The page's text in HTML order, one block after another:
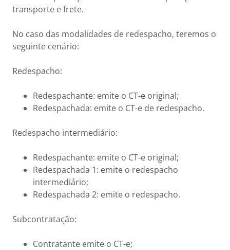
transporte e frete.
No caso das modalidades de redespacho, teremos o
seguinte cenário:
Redespacho:
Redespachante: emite o CT-e original;
Redespachada: emite o CT-e de redespacho.
Redespacho intermediário:
Redespachante: emite o CT-e original;
Redespachada 1: emite o redespacho
intermediário;
Redespachada 2: emite o redespacho.
Subcontratação:
Contratante emite o CT-e;